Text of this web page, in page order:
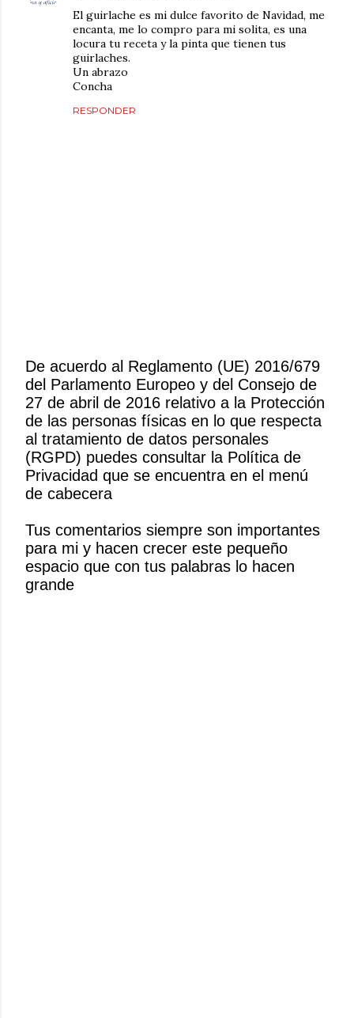
El guirlache es mi dulce favorito de Navidad, me
encanta, me lo compro para mi solita, es una
locura tu receta y la pinta que tienen tus
guirlaches.
Un abrazo
Concha
RESPONDER
P
u
b
l
i
c
a
u
n
c
o
De acuerdo al Reglamento (UE) 2016/679
del Parlamento Europeo y del Consejo de
27 de abril de 2016 relativo a la Protección
de las personas físicas en lo que respecta
al tratamiento de datos personales
(RGPD) puedes consultar la Política de
Privacidad que se encuentra en el menú
de cabecera
Tus comentarios siempre son importantes
para mi y hacen crecer este pequeño
espacio que con tus palabras lo hacen
grande